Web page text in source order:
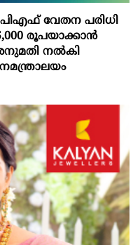
വേതന പരിധി
രൂപയാക്കാൻ
നൽകി